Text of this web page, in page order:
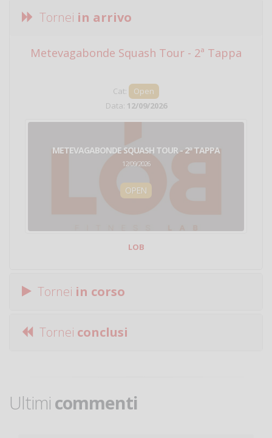
Tornei in arrivo
Metevagabonde Squash Tour - 2ª Tappa
Cat:
Open
Data: 12/09/2026
METEVAGABONDE SQUASH TOUR - 2ª TAPPA
12/09/2026
OPEN
LOB
Tornei in corso
Tornei conclusi
Ultimi commenti